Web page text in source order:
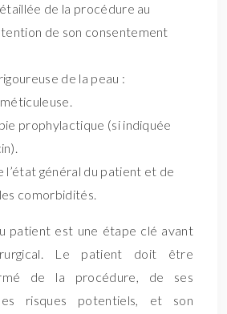
de la procédure au
de son consentement
de la peau :
prophylactique (si indiquée
l’état général du patient et de
comorbidités.
patient est une étape clé avant
Le patient doit être
de la procédure, de ses
risques potentiels, et son